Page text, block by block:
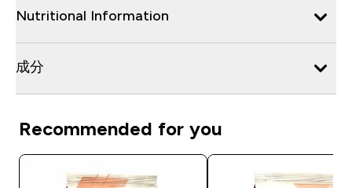
Nutritional Information
成分
Recommended for you